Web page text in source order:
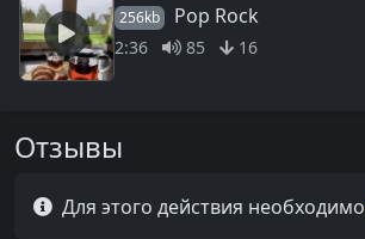
256kb Pop Rock
2:36 85 16
Отзывы
Для этого действия необходимо